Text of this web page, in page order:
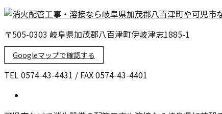
〒505-0303 岐阜県加茂郡八百津町伊岐津志1885-1
Googleマップで確認する
TEL 0574-43-4431 / FAX 0574-43-4401